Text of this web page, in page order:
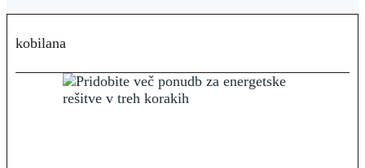
kobilana